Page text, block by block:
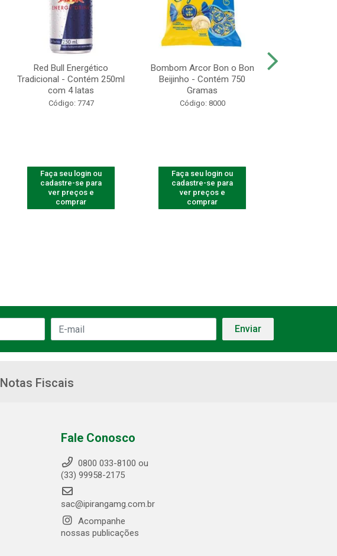
Red Bull Energético
Tradicional - Contém 250ml
com 4 latas
Código: 7747
Faça seu login ou
cadastre-se para
ver preços e
comprar
Bombom Arcor Bon o Bon
Beijinho - Contém 750
Gramas
Código: 8000
Faça seu login ou
cadastre-se para
ver preços e
comprar
Notas Fiscais
Fale Conosco
0800 033-8100 ou
(33) 99958-2175
sac@ipirangamg.com.br
Acompanhe
nossas publicações